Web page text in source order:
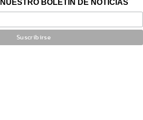
BOLETÍN DE NOTICIAS